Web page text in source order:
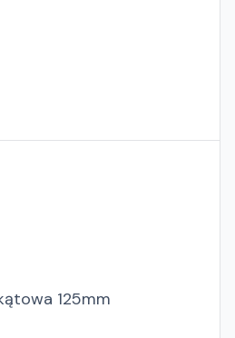
125mm